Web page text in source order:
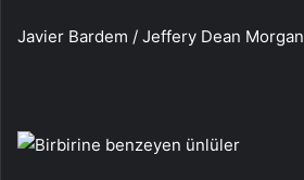
Javier Bardem / Jeffery Dean Morgan